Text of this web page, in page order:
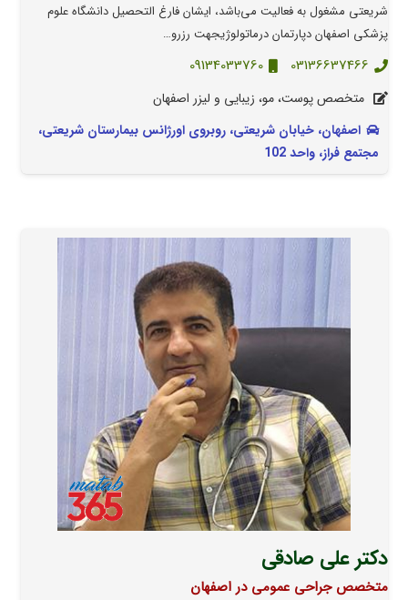
شریعتی مشغول به فعالیت می‌باشد، ‌ایشان فارغ التحصیل دانشگاه علوم
پزشکی اصفهان دپارتمان درماتولوژیجهت رزرو…
03136637466
09134033760
متخصص پوست، مو، زیبایی و لیزر اصفهان
اصفهان، خیابان شریعتی، روبروی اورژانس بیمارستان شریعتی،
مجتمع فراز، واحد 102
دکتر علی صادقی
متخصص جراحی عمومی در اصفهان